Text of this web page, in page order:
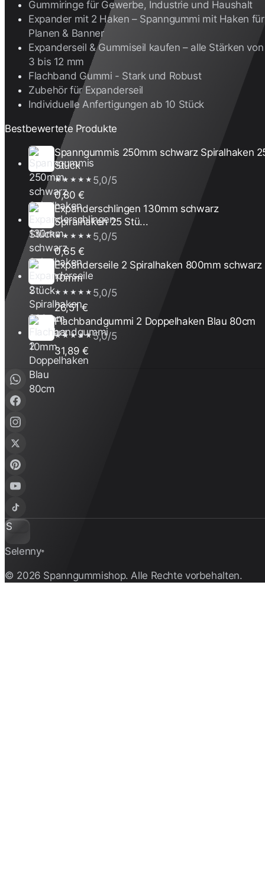
Gummiringe für Gewerbe, Industrie und Haushalt
Expander mit 2 Haken – Spanngummi mit Haken für
Planen & Banner
Expanderseil & Gummiseil kaufen – alle Stärken von
3 bis 12 mm
Flachband Gummi - Stark und Robust
Zubehör für Expanderseil
Individuelle Anfertigungen ab 10 Stück
Bestbewertete Produkte
Spanngummis 250mm schwarz Spiralhaken
Stück
★★★★★ 5,0/5
0,80 €
Expanderschlingen 130mm schwarz
Spiralhaken 25 Stü...
★★★★★ 5,0/5
0,65 €
Expanderseile 2 Spiralhaken 800mm schwarz
10mm
★★★★★ 5,0/5
26,51 €
Flachbandgummi 2 Doppelhaken Blau 80cm
★★★★★5,0/5
31,89 €
S
Selenny®
© 2026 Spanngummishop. Alle Rechte vorbehalten.